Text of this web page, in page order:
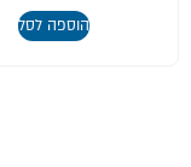
הוספה לסל